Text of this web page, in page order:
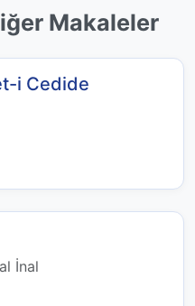
Makaleler
i Cedide
İnal